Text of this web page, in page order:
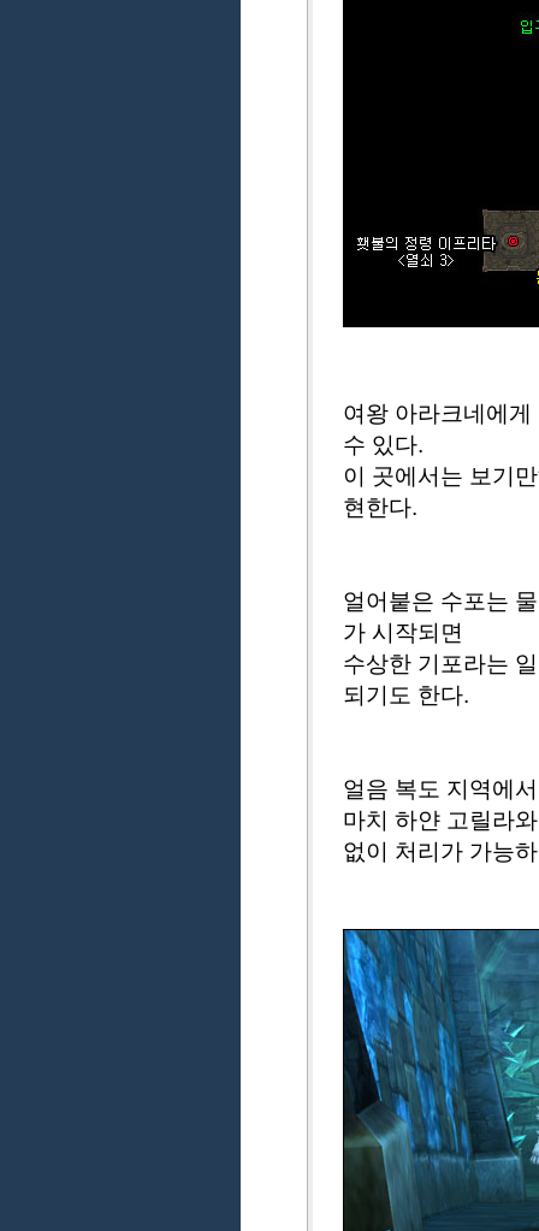
여왕 아라크네에
수 있다.
이 곳에서는 보기
현한다.
얼어붙은 수포는
가 시작되면
수상한 기포라는
되기도 한다.
얼음 복도 지역에
마치 하얀 고릴라
없이 처리가 가능